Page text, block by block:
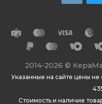
2014-2026 ©
Указанные на сайте цены
Стоимость и наличие